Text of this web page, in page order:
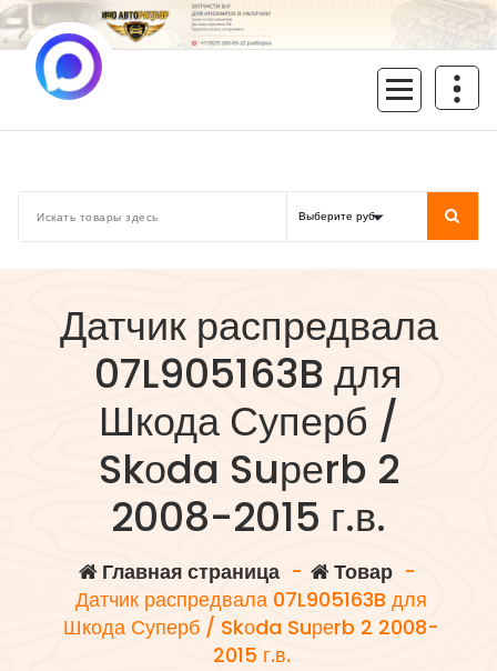
Перейти
к
содержимому
Датчик распредвала
07L905163B для
Шкода Суперб /
Skоda Suреrb 2
2008-2015 г.в.
Главная страница- Товар-
Датчик распредвала 07L905163B для
Шкода Суперб / Skоda Suреrb 2 2008-
2015 г.в.